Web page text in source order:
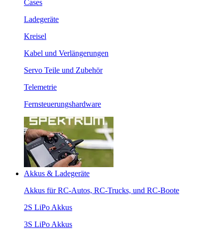
Cases
Ladegeräte
Kreisel
Kabel und Verlängerungen
Servo Teile und Zubehör
Telemetrie
Fernsteuerungshardware
Akkus & Ladegeräte
Akkus für RC-Autos, RC-Trucks, und RC-Boote
2S LiPo Akkus
3S LiPo Akkus